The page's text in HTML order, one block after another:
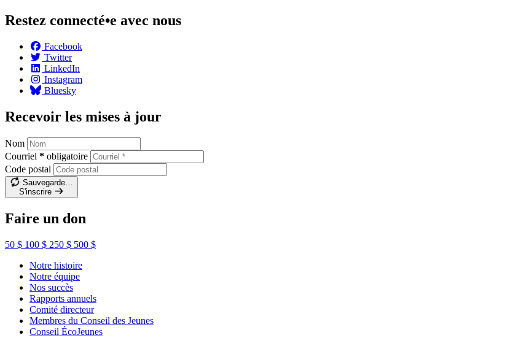
Restez connecté•e avec nous
Facebook
Twitter
LinkedIn
Instagram
Bluesky
Recevoir les mises à jour
Nom
Courriel * obligatoire
Code postal
Sauvegarde…
S'inscrire
Faire un don
50 $ 100 $ 250 $ 500 $
Notre histoire
Notre équipe
Nos succès
Rapports annuels
Comité directeur
Membres du Conseil des Jeunes
Conseil ÉcoJeunes